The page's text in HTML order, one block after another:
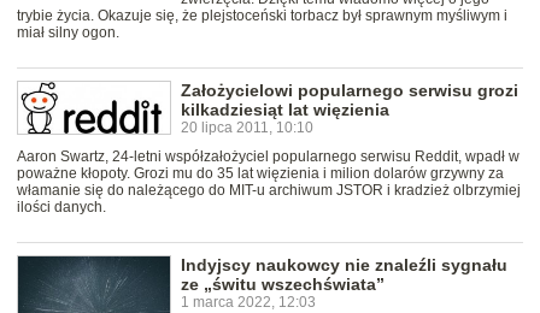
trybie życia. Okazuje się, że plejstoceński torbacz był sprawnym myśliwym i
miał silny ogon.
Założycielowi popularnego serwisu grozi
kilkadziesiąt lat więzienia
20 lipca 2011, 10:10
Aaron Swartz, 24-letni współzałożyciel popularnego serwisu Reddit, wpadł w
poważne kłopoty. Grozi mu do 35 lat więzienia i milion dolarów grzywny za
włamanie się do należącego do MIT-u archiwum JSTOR i kradzież olbrzymiej
ilości danych.
Indyjscy naukowcy nie znaleźli sygnału
ze „świtu wszechświata”
1 marca 2022, 12:03